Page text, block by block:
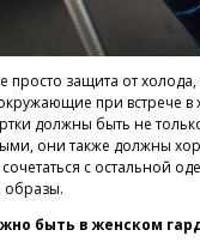
просто защита от
при встрече в
должны быть не
они также должны
с остальной
быть в женском